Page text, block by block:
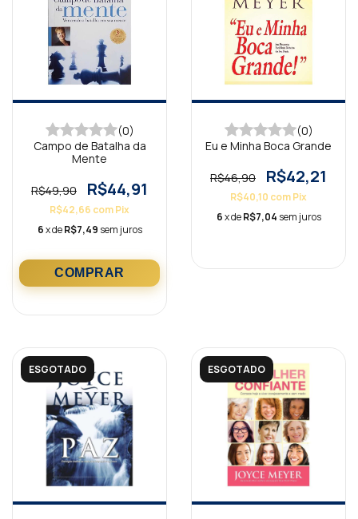
(0)
Campo de Batalha da
Mente
R$49,90 R$44,91
R$42,66 comPix
6x deR$7,49 sem juros
(0)
Eu e Minha Boca Grande
R$46,90 R$42,21
R$40,10 comPix
6x deR$7,04 sem juros
ESGOTADO ESGOTADO